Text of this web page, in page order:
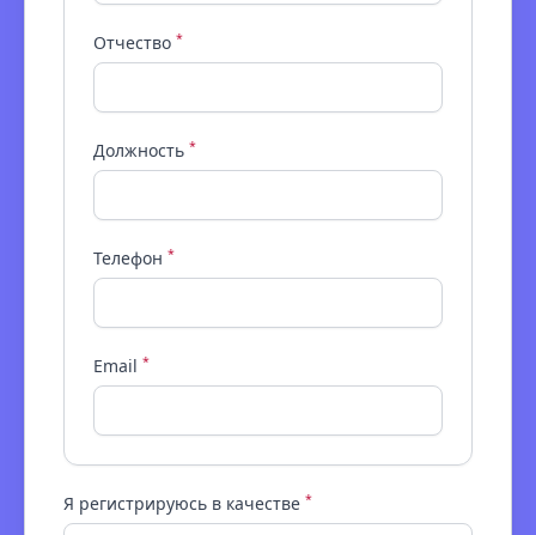
Отчество *
Должность *
Телефон *
Email *
Я регистрируюсь в качестве *